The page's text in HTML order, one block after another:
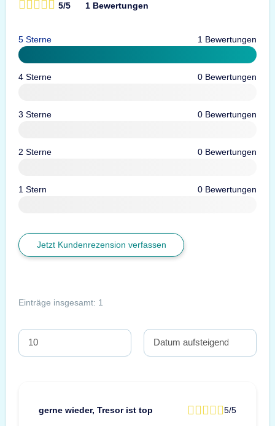
5/5 1 Bewertungen
5 Sterne 1 Bewertungen
4 Sterne 0 Bewertungen
3 Sterne 0 Bewertungen
2 Sterne 0 Bewertungen
1 Stern 0 Bewertungen
Jetzt Kundenrezension verfassen
Einträge insgesamt: 1
gerne wieder, Tresor ist top 5/5